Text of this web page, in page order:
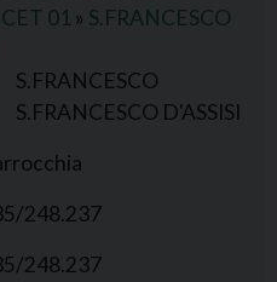
01 » S.FRANCESCO
S.FRANCESCO
S.FRANCESCO D'ASSISI
248.237
248.237